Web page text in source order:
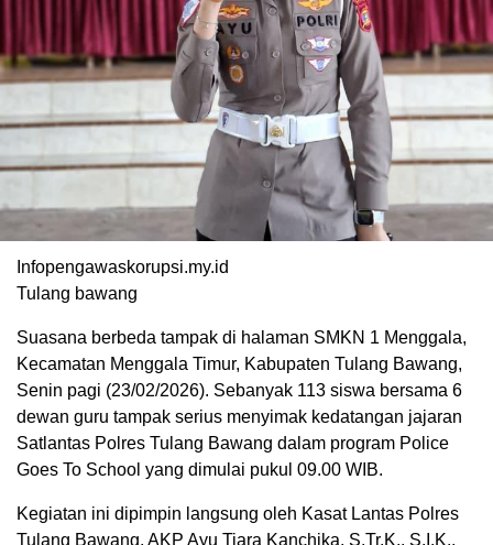
Infopengawaskorupsi.my.id
Tulang bawang
Suasana berbeda tampak di halaman SMKN 1 Menggala,
Kecamatan Menggala Timur, Kabupaten Tulang Bawang,
Senin pagi (23/02/2026). Sebanyak 113 siswa bersama 6
dewan guru tampak serius menyimak kedatangan jajaran
Satlantas Polres Tulang Bawang dalam program Police
Goes To School yang dimulai pukul 09.00 WIB.
Kegiatan ini dipimpin langsung oleh Kasat Lantas Polres
Tulang Bawang, AKP Ayu Tiara Kanchika, S.Tr.K., S.I.K.,